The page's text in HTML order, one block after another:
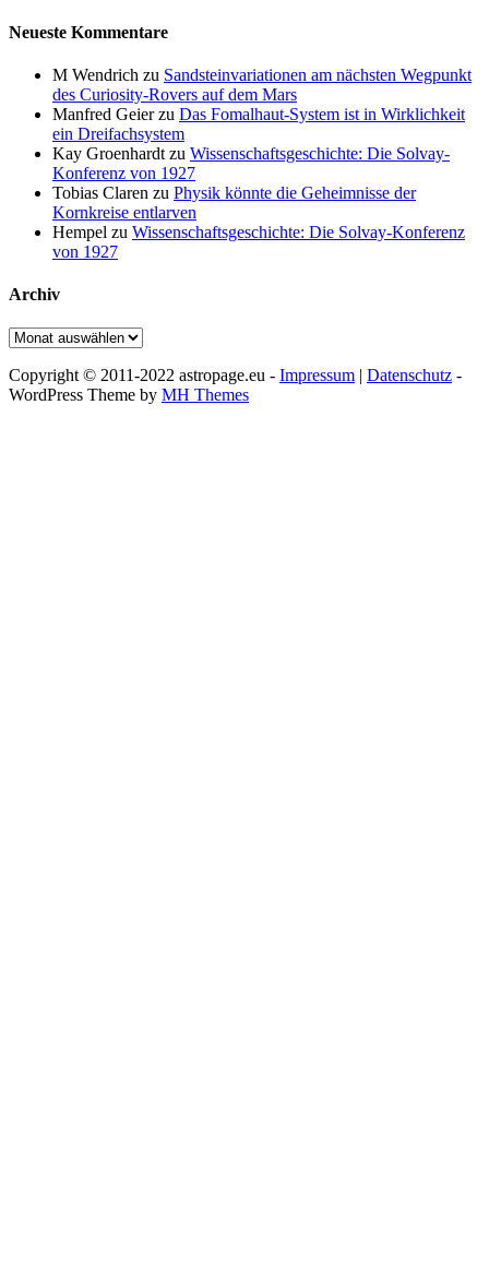
Neueste Kommentare
M Wendrich zu Sandsteinvariationen am nächsten Wegpunkt
des Curiosity-Rovers auf dem Mars
Manfred Geierzu Das Fomalhaut-System ist in Wirklichkeit
ein Dreifachsystem
Kay Groenhardt zu Wissenschaftsgeschichte: Die Solvay-
Konferenz von 1927
Tobias Claren zu Physik könnte die Geheimnisse der
Kornkreise entlarven
Hempel zu Wissenschaftsgeschichte: Die Solvay-Konferenz
von 1927
Archiv
Archiv
Copyright © 2011-2022 astropage.eu - Impressum | Datenschutz -
WordPress Theme by MH Themes